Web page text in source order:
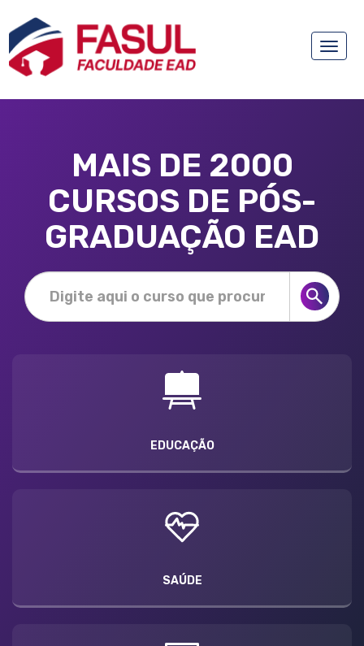
Toggle
MAIS DE 2000
CURSOS DE PÓS-
GRADUAÇÃO EAD
EDUCAÇÃO
SAÚDE